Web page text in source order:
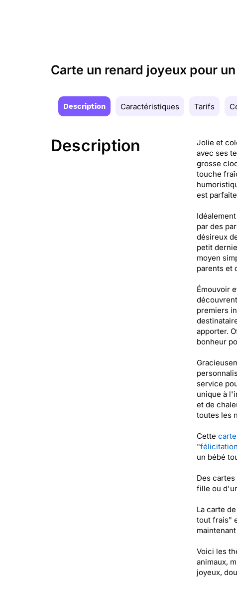
Carte un renard joyeux pour
Description Caractéristiques Tarifs
Description
Jolie et
avec ses
grosse
touche
est
par des
désireux
petit
moyen
parents et
Émouvoir
premiers
apporter.
bonheur
service
unique à
et de
toutes les
Cette
"
un bébé
Des
fille ou
La carte
tout frais"
Voici les
animaux,
joyeux,